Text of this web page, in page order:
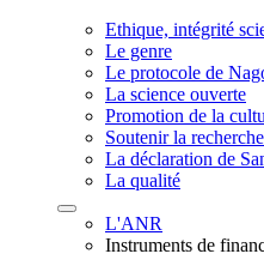
Ethique, intégrité
Le genre
Le protocole de
La science ouverte
Promotion de la
Soutenir la
La déclaration de
La qualité
L'ANR
Instruments de